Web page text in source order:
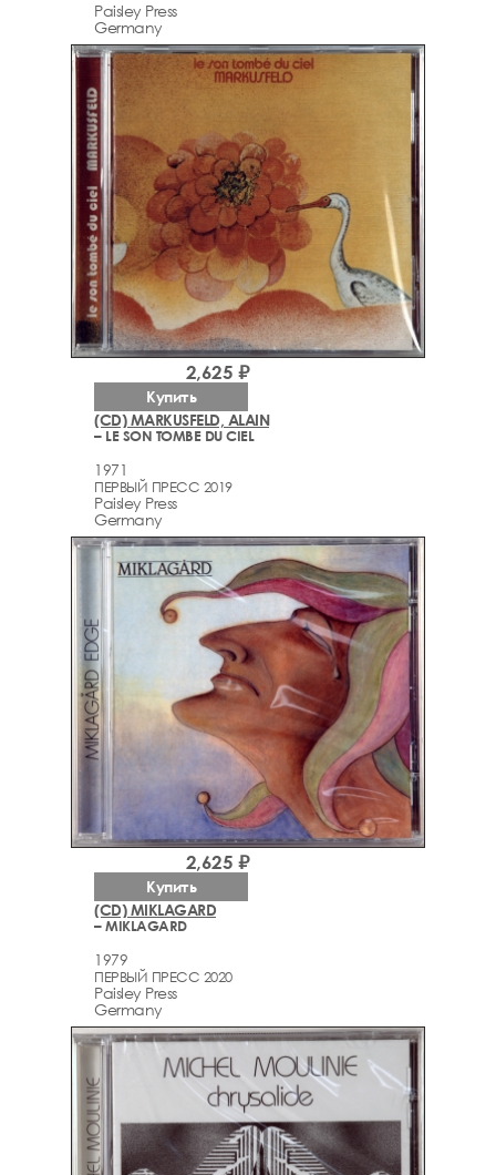
Paisley Press
Germany
(CD) MARKUSFELD, ALAIN
– LE SON TOMBE DU CIEL
1971
ПЕРВЫЙ ПРЕСС 2019
Paisley Press
Germany
2,625 ₽
Купить
(CD) MIKLAGARD
– MIKLAGARD
1979
ПЕРВЫЙ ПРЕСС 2020
Paisley Press
Germany
2,625 ₽
Купить